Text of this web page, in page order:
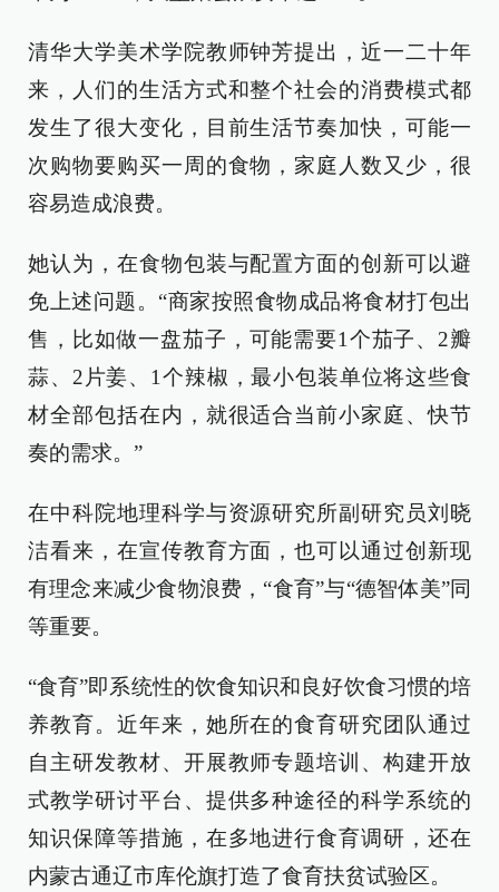
清华大学美术学院教师钟芳提出，近一二十年
来，人们的生活方式和整个社会的消费模式都
发生了很大变化，目前生活节奏加快，可能一
次购物要购买一周的食物，家庭人数又少，很
容易造成浪费。
她认为，在食物包装与配置方面的创新可以避
免上述问题。“商家按照食物成品将食材打包出
售，比如做一盘茄子，可能需要1个茄子、2瓣
蒜、2片姜、1个辣椒，最小包装单位将这些食
材全部包括在内，就很适合当前小家庭、快节
奏的需求。”
在中科院地理科学与资源研究所副研究员刘晓
洁看来，在宣传教育方面，也可以通过创新现
有理念来减少食物浪费，“食育”与“德智体美”同
等重要。
“食育”即系统性的饮食知识和良好饮食习惯的培
养教育。近年来，她所在的食育研究团队通过
自主研发教材、开展教师专题培训、构建开放
式教学研讨平台、提供多种途径的科学系统的
知识保障等措施，在多地进行食育调研，还在
内蒙古通辽市库伦旗打造了食育扶贫试验区。